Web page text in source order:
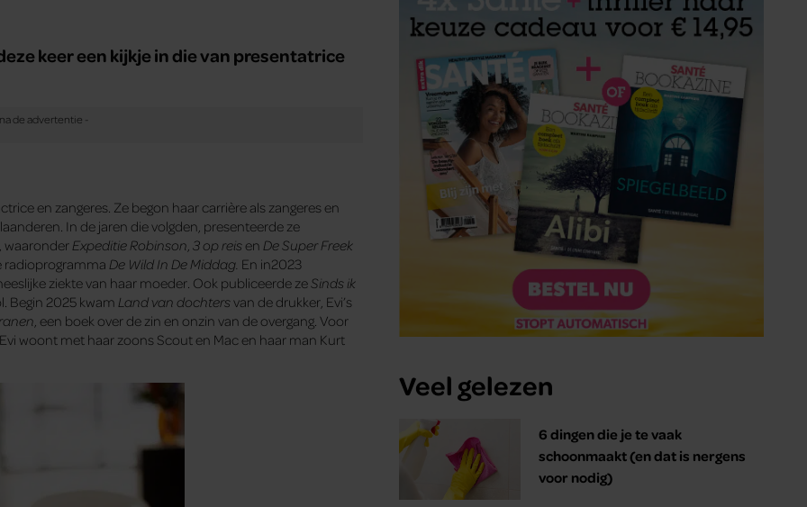
keer een kijkje in die van presentatrice
en zangeres. Ze begon haar carrière als zangeres en
In de jaren die volgden, presenteerde ze
waaronder Expeditie Robinson 3 op reis en De Super Freek
radioprogramma De Wild In De Middag. En in2023
ziekte van haar moeder. Ook publiceerde zeSinds ik
Begin 2025 kwam Land van dochtersvan de drukker, Evi’s
, een boek over de zin en onzin van de overgang. Voor
woont met haar zoons Scout en Mac en haar man Kurt